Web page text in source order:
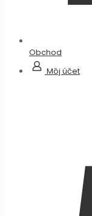
Obchod
Môj účet